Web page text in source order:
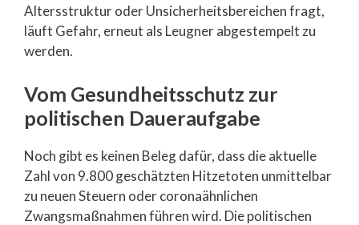
Altersstruktur oder Unsicherheitsbereichen fragt,
läuft Gefahr, erneut als Leugner abgestempelt zu
werden.
Vom Gesundheitsschutz zur
politischen Daueraufgabe
Noch gibt es keinen Beleg dafür, dass die aktuelle
Zahl von 9.800 geschätzten Hitzetoten unmittelbar
zu neuen Steuern oder coronaähnlichen
Zwangsmaßnahmen führen wird. Die politischen